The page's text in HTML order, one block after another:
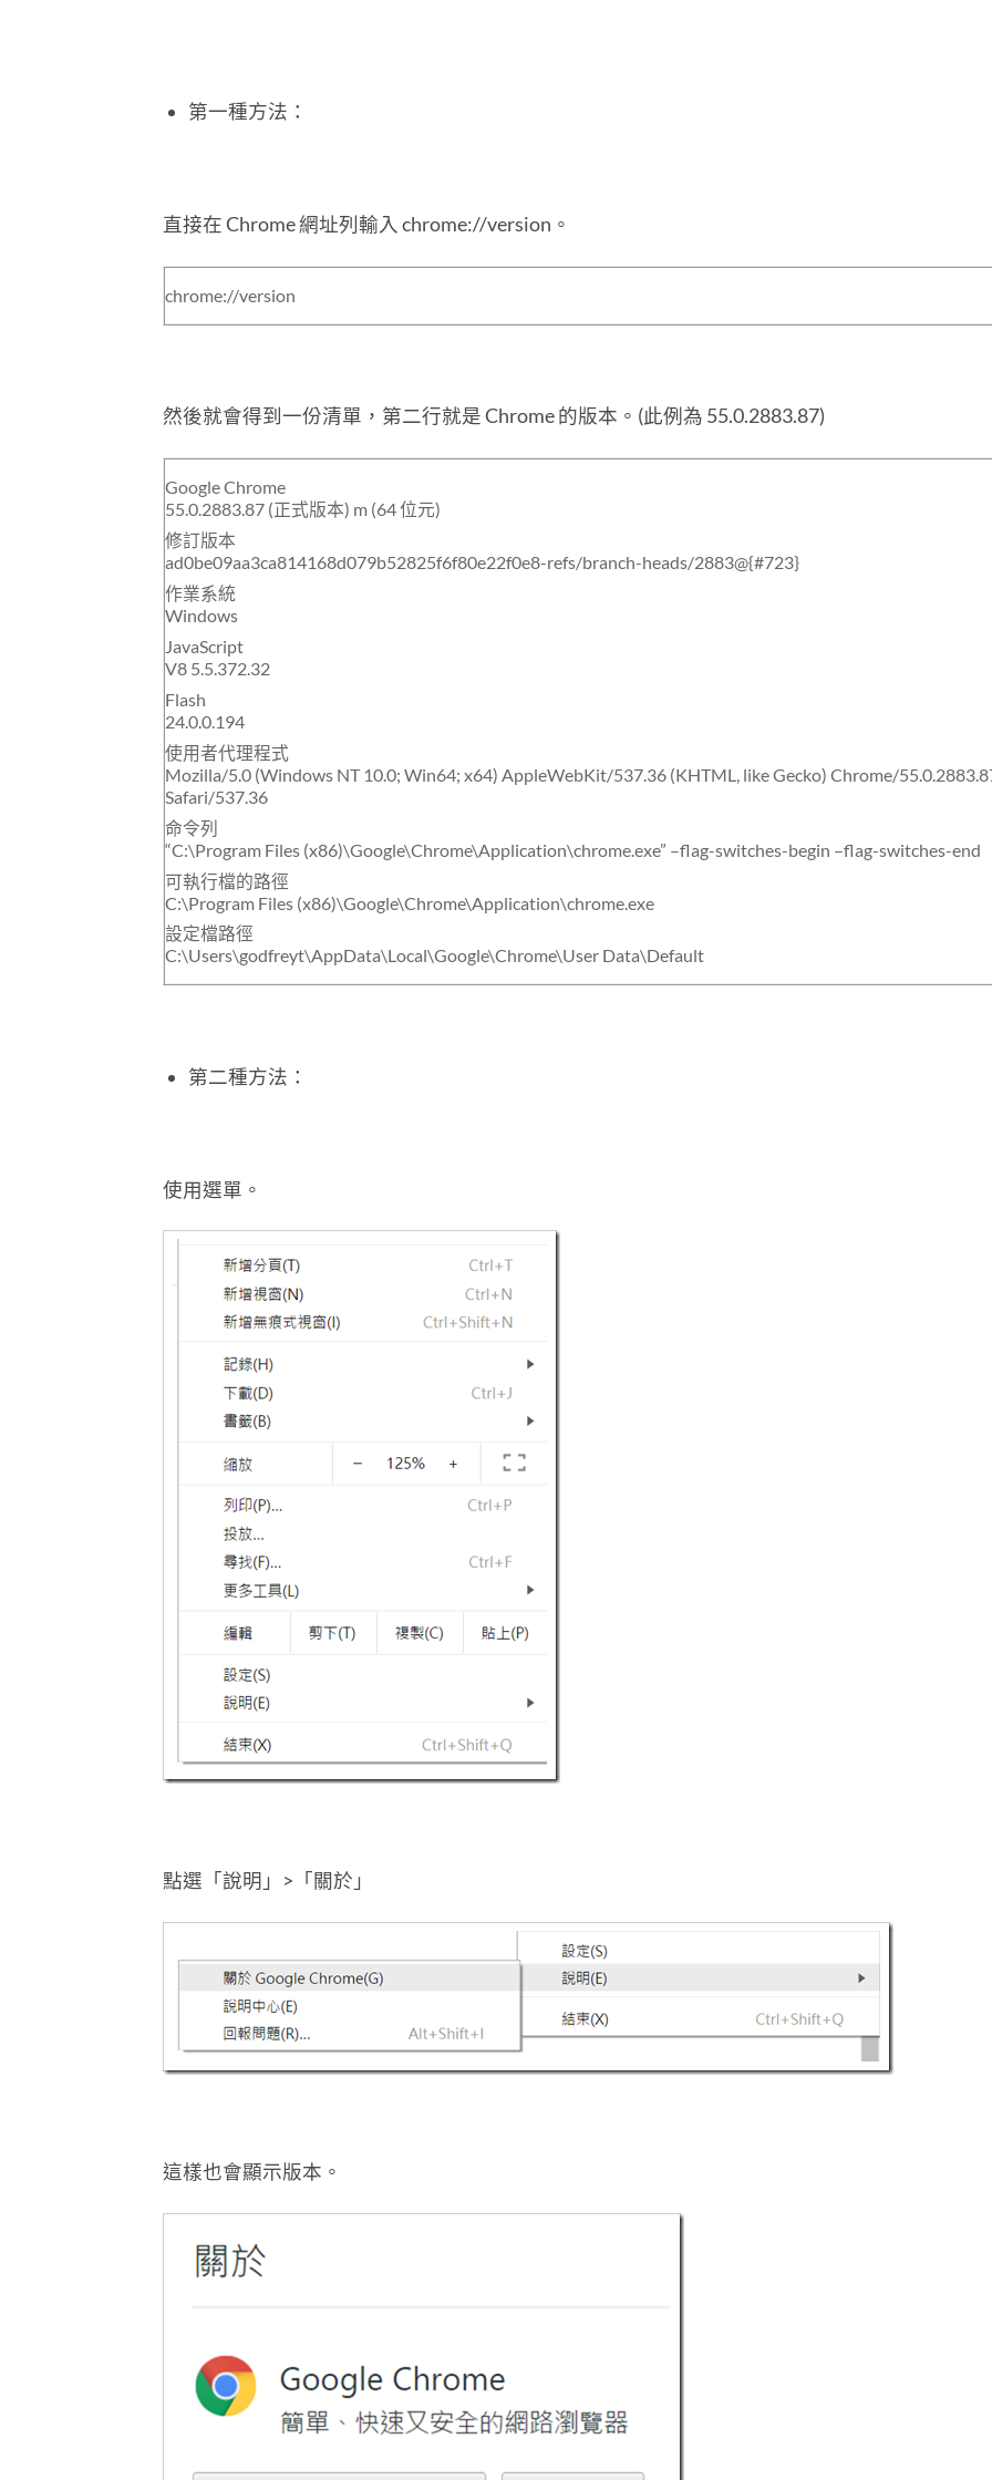
第一種方法：
直接在 Chrome 網址列輸入 chrome://version。
chrome://version
然後就會得到一份清單，第二行就是 Chrome 的版本。(此例為 55.0.2883.87)
Google Chrome
55.0.2883.87 (正式版本) m (64 位元)
修訂版本
ad0be09aa3ca814168d079b52825f6f80e22f0e8-refs/branch-heads/2883@{#723}
作業系統
Windows
JavaScript
V8 5.5.372.32
Flash
24.0.0.194
使用者代理程式
Mozilla/5.0 (Windows NT 10.0; Win64; x64) AppleWebKit/537.36 (KHTML, like Gecko) Chrome/
Safari/537.36
命令列
“C:\Program Files (x86)\Google\Chrome\Application\chrome.exe” –flag-switches-begin –flag-switches-end
可執行檔的路徑
C:\Program Files (x86)\Google\Chrome\Application\chrome.exe
設定檔路徑
C:\Users\godfreyt\AppData\Local\Google\Chrome\User Data\Default
第二種方法：
使用選單。
點選「說明」>「關於」
這樣也會顯示版本。